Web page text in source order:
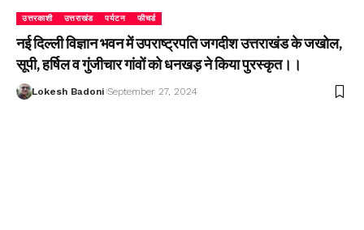
उत्तरकाशी उत्तराखंड पर्यटन फीचर्ड
नई दिल्ली विज्ञान भवन में उपराष्ट्रपति जगदीश उत्तराखंड के जखोल,
सूपी, हर्षिल व गुंजीचार गांवों को धनखड़ ने किया पुरस्कृत।।
Lokesh Badoni September 27, 2024